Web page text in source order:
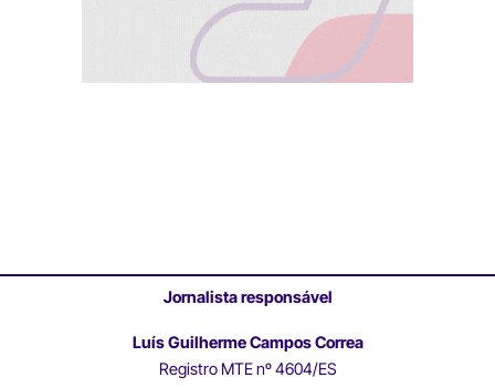
Jornalista responsável
Luís Guilherme Campos Correa
Registro MTE nº 4604/ES